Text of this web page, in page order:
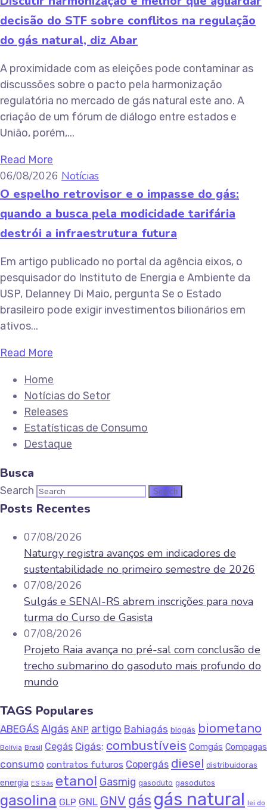
decisão do STF sobre conflitos na regulação
do gás natural, diz Abar
A proximidade com as eleições pode contaminar as
discussões sobre o pacto pela harmonização
regulatória no mercado de gás natural este ano. A
criação de um fórum de diálogo entre estados e
União, porém,...
Read More
06/08/2026 Notícias
O espelho retrovisor e o impasse do gás:
quando a busca pela modicidade tarifária
destrói a infraestrutura futura
Em artigo publicado no portal da agência eixos, o
pesquisador do Instituto de Energia e Ambiente da
USP, Delanney Di Maio, pergunta Se o Estado
brasileiro pode exigir investimentos bilionários em
ativos...
Read More
Home
Notícias do Setor
Releases
Estatísticas de Consumo
Destaque
Busca
Search
Posts Recentes
07/08/2026
Naturgy registra avanços em indicadores de
sustentabilidade no primeiro semestre de 2026
07/08/2026
Sulgás e SENAI-RS abrem inscrições para nova
turma do Curso de Gasista
07/08/2026
Projeto Raia avança no pré-sal com conclusão de
trecho submarino do gasoduto mais profundo do
mundo
TAGS Populares
ABEGÁS Algás ANP artigo Bahiagás biogás biometano
Bolívia Brasil Cegás Cigás; combustíveis Comgás Compagas
consumo contratos futuros Copergás diesel distribuidoras
energia ES Gás etanol Gasmig gasoduto gasodutos
gasolina GLP GNL GNV gás gás natural lei do